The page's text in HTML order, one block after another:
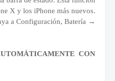
X y los iPhone más nuevos.
a Configuración, Batería →
CON